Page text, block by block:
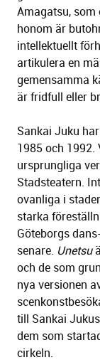
Amagatsu,
honom är
intellektuellt
artikulera en
gemensamma
är fridfull eller
Sankai Juku
1985 och 1992.
ursprungliga
Stadsteatern.
ovanliga i
starka
Göteborgs
senare. Unetsu
och de som
nya versionen
till Sankai
dem som
cirkeln.